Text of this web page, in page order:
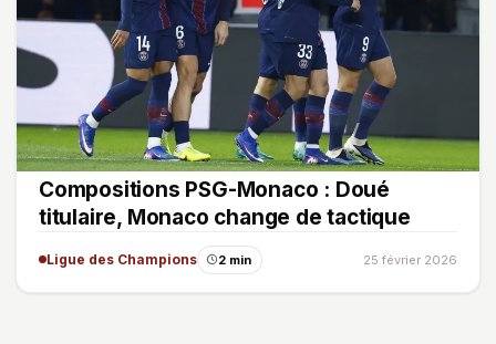
Compositions PSG-Monaco : Doué
titulaire, Monaco change de tactique
Ligue des Champions 2 min 25 février 2026